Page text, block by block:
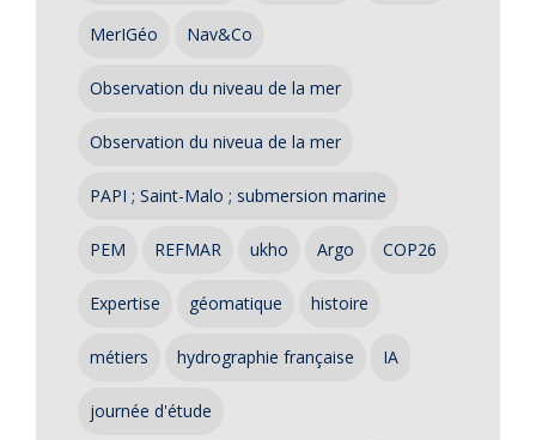
MerIGéo Nav&Co
Observation du niveau de la mer
Observation du niveua de la mer
PAPI ; Saint-Malo ; submersion marine
PEM REFMAR ukho Argo COP26
Expertise géomatique histoire
métiers hydrographie française IA
journée d'étude